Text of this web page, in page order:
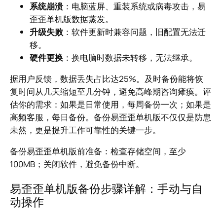
系统崩溃 ：电脑蓝屏、重装系统或病毒攻击，易
歪歪单机版数据蒸发。
升级失败 ：软件更新时兼容问题，旧配置无法迁
移。
硬件更换 ：换电脑时数据未转移，无法继承。
据用户反馈，数据丢失占比达25%。及时备份能将恢
复时间从几天缩短至几分钟，避免高峰期咨询瘫痪。评
估你的需求：如果是日常使用，每周备份一次；如果是
高频客服，每日备份。备份易歪歪单机版不仅仅是防患
未然，更是提升工作可靠性的关键一步。
备份易歪歪单机版前准备：检查存储空间，至少
100MB；关闭软件，避免备份中断。
易歪歪单机版备份步骤详解：手动与自
动操作